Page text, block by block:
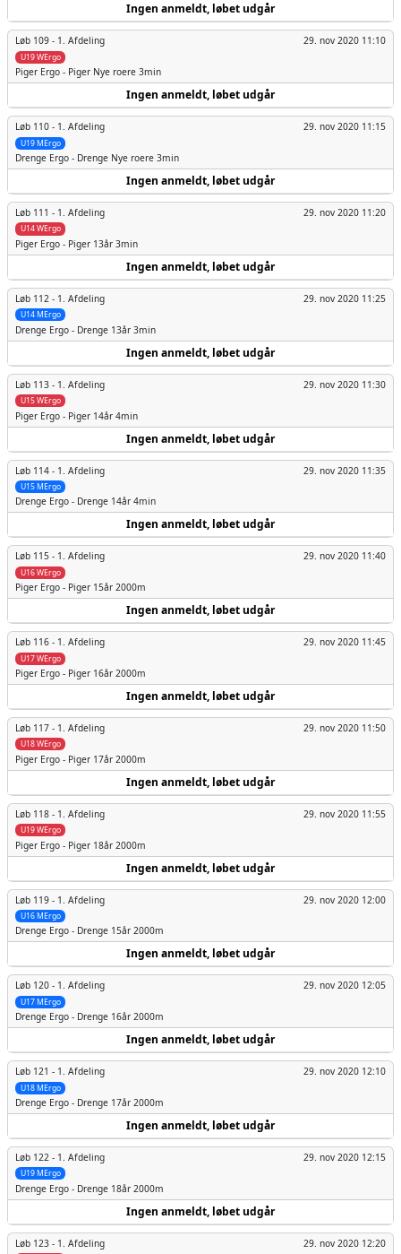
Ingen anmeldt, løbet udgår
Løb 109 - 1. Afdeling 29. nov 2020 11:10
U19 WErgo
Piger Ergo - Piger Nye roere 3min
Ingen anmeldt, løbet udgår
Løb 110 - 1. Afdeling 29. nov 2020 11:15
U19 MErgo
Drenge Ergo - Drenge Nye roere 3min
Ingen anmeldt, løbet udgår
Løb 111 - 1. Afdeling 29. nov 2020 11:20
U14 WErgo
Piger Ergo - Piger 13år 3min
Ingen anmeldt, løbet udgår
Løb 112 - 1. Afdeling 29. nov 2020 11:25
U14 MErgo
Drenge Ergo - Drenge 13år 3min
Ingen anmeldt, løbet udgår
Løb 113 - 1. Afdeling 29. nov 2020 11:30
U15 WErgo
Piger Ergo - Piger 14år 4min
Ingen anmeldt, løbet udgår
Løb 114 - 1. Afdeling 29. nov 2020 11:35
U15 MErgo
Drenge Ergo - Drenge 14år 4min
Ingen anmeldt, løbet udgår
Løb 115 - 1. Afdeling 29. nov 2020 11:40
U16 WErgo
Piger Ergo - Piger 15år 2000m
Ingen anmeldt, løbet udgår
Løb 116 - 1. Afdeling 29. nov 2020 11:45
U17 WErgo
Piger Ergo - Piger 16år 2000m
Ingen anmeldt, løbet udgår
Løb 117 - 1. Afdeling 29. nov 2020 11:50
U18 WErgo
Piger Ergo - Piger 17år 2000m
Ingen anmeldt, løbet udgår
Løb 118 - 1. Afdeling 29. nov 2020 11:55
U19 WErgo
Piger Ergo - Piger 18år 2000m
Ingen anmeldt, løbet udgår
Løb 119 - 1. Afdeling 29. nov 2020 12:00
U16 MErgo
Drenge Ergo - Drenge 15år 2000m
Ingen anmeldt, løbet udgår
Løb 120 - 1. Afdeling 29. nov 2020 12:05
U17 MErgo
Drenge Ergo - Drenge 16år 2000m
Ingen anmeldt, løbet udgår
Løb 121 - 1. Afdeling 29. nov 2020 12:10
U18 MErgo
Drenge Ergo - Drenge 17år 2000m
Ingen anmeldt, løbet udgår
Løb 122 - 1. Afdeling 29. nov 2020 12:15
U19 MErgo
Drenge Ergo - Drenge 18år 2000m
Ingen anmeldt, løbet udgår
Løb 123 - 1. Afdeling 29. nov 2020 12:20